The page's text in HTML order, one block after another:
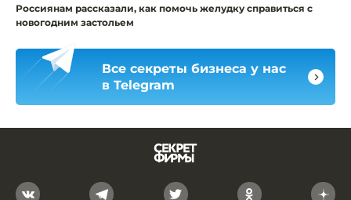
Россиянам рассказали, как помочь желудку справиться с
новогодним застольем
Все секреты бизнеса у нас
в Telegram